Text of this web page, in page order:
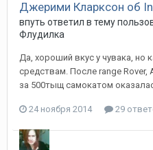
Джерими Кларксон об
впуть ответил в тему
Флудилка
Да, хороший вкус у чувака, но
средствам. После range
за 500тыщ самокатом
24 ноября 2014 29